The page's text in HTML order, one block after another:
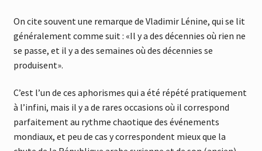
On cite souvent une remarque de Vladimir Lénine, qui se lit
généralement comme suit : «Il y a des décennies où rien ne
se passe, et il y a des semaines où des décennies se
produisent».
C’est l’un de ces aphorismes qui a été répété pratiquement
à l’infini, mais il y a de rares occasions où il correspond
parfaitement au rythme chaotique des événements
mondiaux, et peu de cas y correspondent mieux que la